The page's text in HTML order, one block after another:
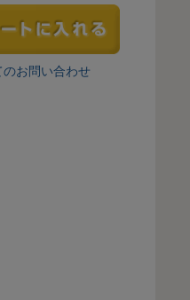
お問い合わせ